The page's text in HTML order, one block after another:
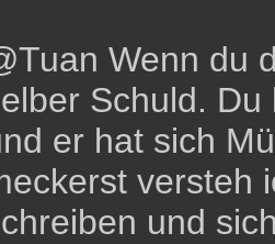
Wenn du
Schuld.
er hat sich
versteh
und